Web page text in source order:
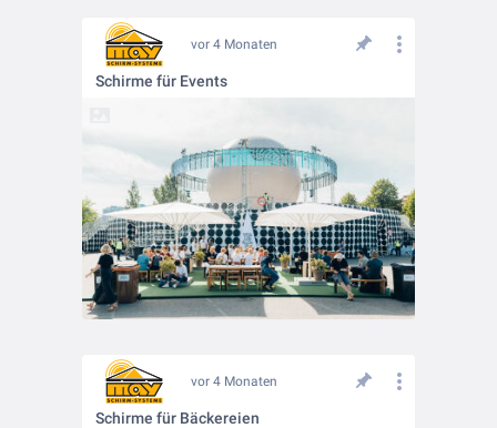
vor 4 Monaten
Schirme für Events
vor 4 Monaten
Schirme für Bäckereien